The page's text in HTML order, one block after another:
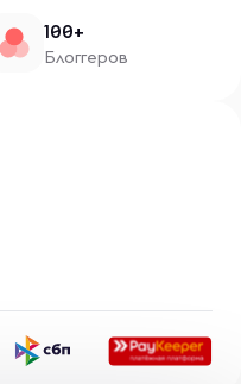
100+
Блоггеров